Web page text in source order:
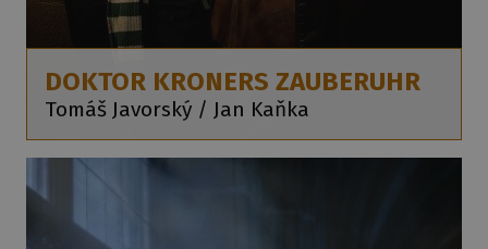
DOKTOR KRONERS ZAUBERUHR
Tomáš Javorský / Jan Kaňka